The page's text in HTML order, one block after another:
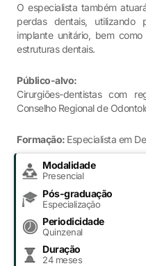
O especialista também
perdas dentais, utilizando
implante unitário, bem
estruturas dentais.
Público-alvo:
Cirurgiões-dentistas com
Conselho Regional de
Formação: Especialista em
Modalidade
Presencial
Pós-graduação
Especialização
Periodicidade
Quinzenal
Duração
24 meses